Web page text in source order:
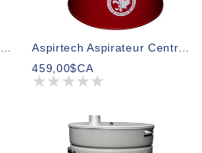
Aspirtech Aspirateur Central Modèle 3000
Aspirtech Aspirateur Central Modèle 600
459,00$CA